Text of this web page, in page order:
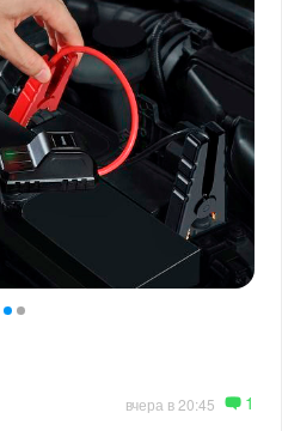
вчера в 20:45 1